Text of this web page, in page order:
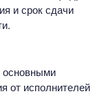
и срок сдачи
основными
от исполнителей